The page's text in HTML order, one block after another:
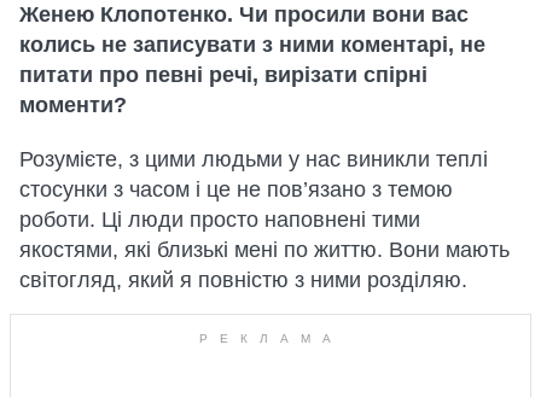
Женею Клопотенко. Чи просили вони вас
колись не записувати з ними коментарі, не
питати про певні речі, вирізати спірні
моменти?
Розумієте, з цими людьми у нас виникли теплі
стосунки з часом і це не пов’язано з темою
роботи. Ці люди просто наповнені тими
якостями, які близькі мені по життю. Вони мають
світогляд, який я повністю з ними розділяю.